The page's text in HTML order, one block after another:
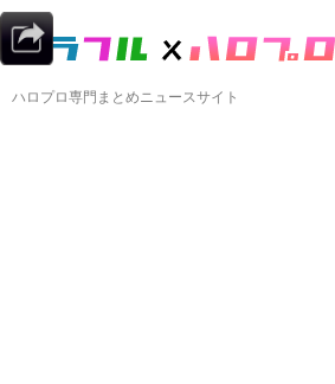
ハロプロ専門まとめニュースサイト